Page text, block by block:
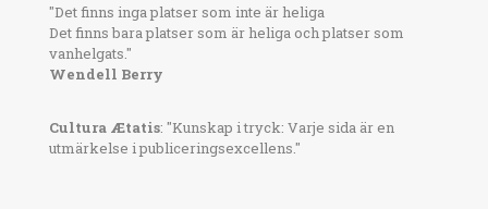
"Det finns inga platser som inte är heliga
Det finns bara platser som är heliga och platser som
vanhelgats."
Wendell Berry
Cultura Ætatis: "Kunskap i tryck: Varje sida är en
utmärkelse i publiceringsexcellens."